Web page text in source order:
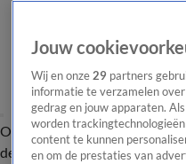
OverzichtAfleveringen
de redactieNieuwsbrief
Jouw
Wij en onze 29 partners
informatie te verzamelen
gedrag en jouw apparaten.
worden
content te kunnen
en om de prestaties van